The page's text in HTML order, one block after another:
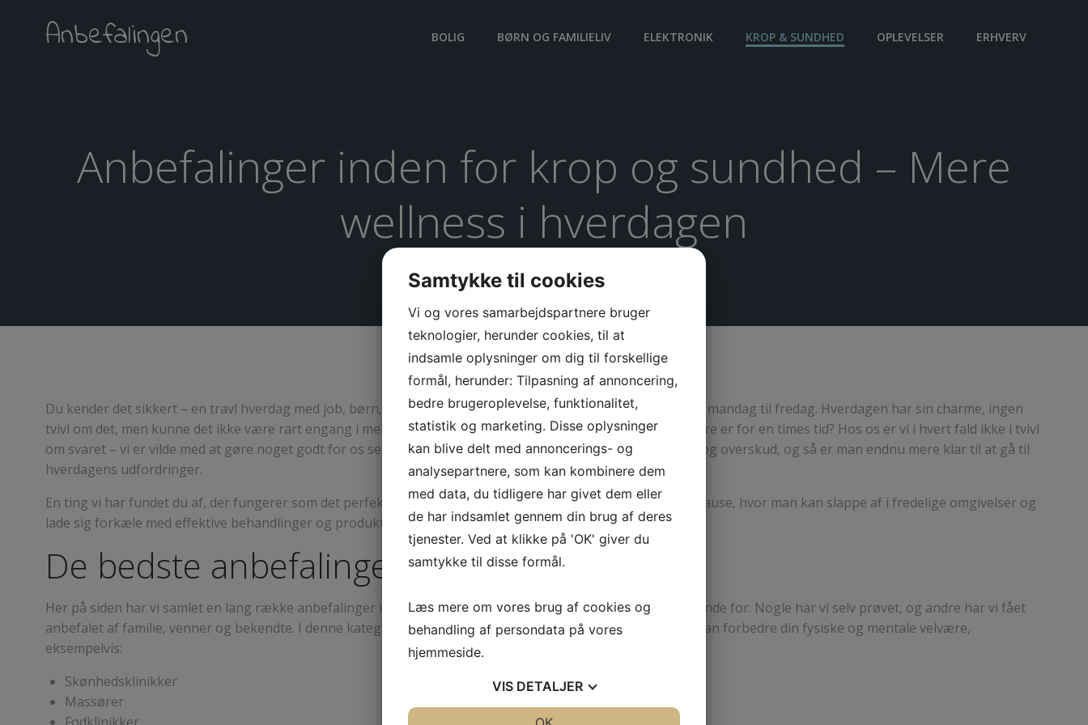
Anbefalingen BOLIG BØRN OG FAMILIELIV ELEKTRONIK KROP & SUNDHED OPLEVELSER ERHVERV
Anbefalinger inden for krop og sundhed – Mere
wellness i hverdagen
Du kender det sikkert – en travl hverdag med job, børn, indkøb og madlavning – mere eller mindre på repeat mandag til fredag. Hverdagen har sin charme, ingen
tvivl om det, men kunne det ikke være rart engang i mellem lige at bryde ud af de faste rutiner? Om det så bare er for en times tid? Hos os er vi i hvert fald ikke i tvivl
om svaret – vi er vilde med at gøre noget godt for os selv midt i den travle hverdag. Det giver fornyet energi og overskud, og så er man endnu mere klar til at gå til
hverdagens udfordringer.
En ting vi har fundet du af, der fungerer som det perfekte afbræk er en tur hos en skønhedsklinik – en lille pause, hvor man kan slappe af i fredelige omgivelser og
lade sig forkæle med effektive behandlinger og produkter.
De bedste anbefalinger samlet ét sted
Her på siden har vi samlet en lang række anbefalinger inden for krop og sundhed, som vi selv kan stå 100% inde for. Nogle har vi selv prøvet, og andre har vi fået
anbefalet af familie, venner og bekendte. I denne kategori finder du professionelle virksomheder, der både kan forbedre din fysiske og mentale velvære,
eksempelvis:
Skønhedsklinikker
Massører
Samtykke til cookies
Vi og vores samarbejdspartnere bruger
teknologier, herunder cookies, til at
indsamle oplysninger om dig til forskellige
formål, herunder: Tilpasning af annoncering,
bedre brugeroplevelse, funktionalitet,
statistik og marketing. Disse oplysninger
kan blive delt med annoncerings- og
analysepartnere, som kan kombinere dem
med data, du tidligere har givet dem eller
de har indsamlet gennem din brug af deres
tjenester. Ved at klikke på 'OK' giver du
samtykke til disse formål.
Læs mere om vores brug af cookies og
behandling af persondata på vores
hjemmeside.
VIS DETALJER